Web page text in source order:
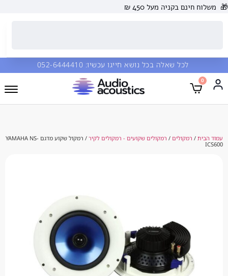
בקניה מעל 450 ₪
שאלה בכל נושא חייגו עכשיו: 052-6444410
/רמקולים שקועים - רמקולים לקיר / רמקול שקוע מדגם YAMAHA NS-